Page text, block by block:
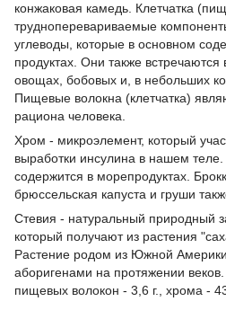
конжаковая камедь. Клетчатка
трудноперевариваемые
углеводы, которые в основном
продуктах. Они также встречаются
овощах, бобовых и, в небольших
Пищевые волокна (клетчатка)
рациона человека.
Хром - микроэлемент, который
выработки инсулина в нашем
содержится в морепродуктах.
брюссельская капуста и груши
Стевия - натуральный природный
который получают из растения
Растение родом из Южной
аборигенами на протяжении
пищевых волокон - 3,6 г., хрома -